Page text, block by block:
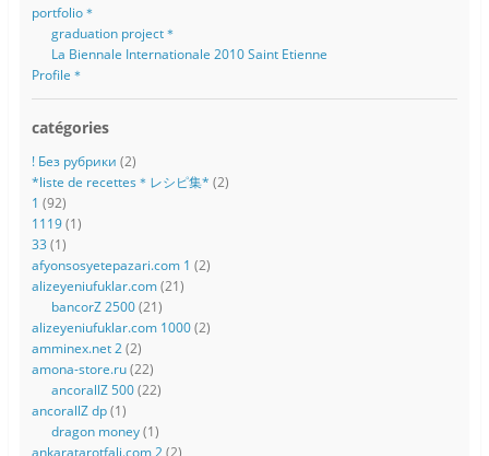
portfolio＊
graduation project＊
La Biennale Internationale 2010 Saint Etienne
Profile＊
catégories
! Без рубрики (2)
*liste de recettes＊レシピ集* (2)
1 (92)
1119(1)
33 (1)
afyonsosyetepazari.com 1 (2)
alizeyeniufuklar.com(21)
bancorZ 2500(21)
alizeyeniufuklar.com 1000(2)
amminex.net 2(2)
amona-store.ru(22)
ancorallZ 500(22)
ancorallZ dp(1)
dragon money(1)